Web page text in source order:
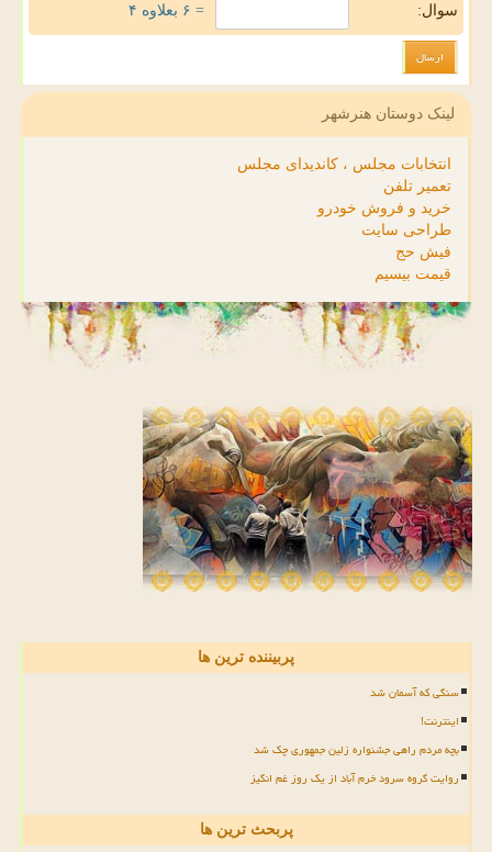
سوال: = ۶ بعلاوه ۴
لینک دوستان هنرشهر
انتخابات مجلس ، کاندیدای مجلس
تعمیر تلفن
خرید و فروش خودرو
طراحی سایت
فیش حج
قیمت بیسیم
پربیننده ترین ها
سنگی که آسمان شد
اینترنت!
بچه مردم راهی جشنواره زلین جمهوری چک شد
روایت گروه سرود خرم آباد از یک روز غم انگیز
پربحث ترین ها